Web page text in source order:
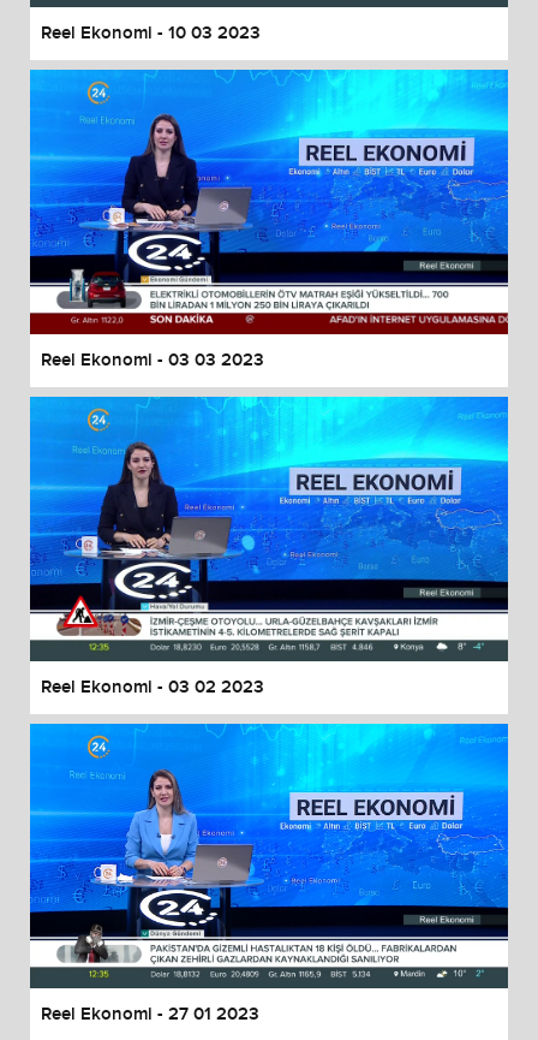
Reel Ekonomi - 10 03 2023
Reel Ekonomi - 03 03 2023
Reel Ekonomi - 03 02 2023
Reel Ekonomi - 27 01 2023